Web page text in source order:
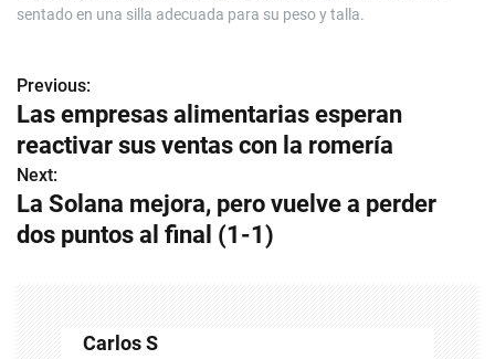
sentado en una silla adecuada para su peso y talla.
N
a
v
e
Previous:
Las empresas alimentarias esperan
reactivar sus ventas con la romería
Next:
La Solana mejora, pero vuelve a perder
dos puntos al final (1-1)
Carlos S